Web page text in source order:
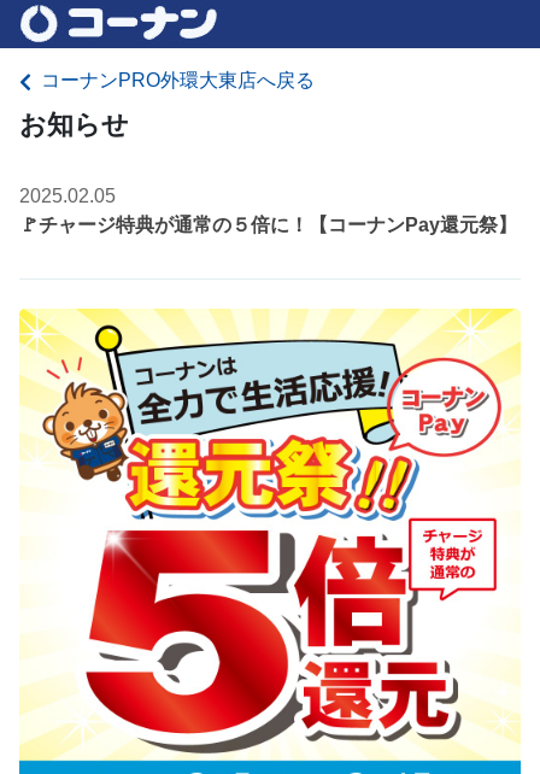
コーナンPRO外環大東店へ戻る
お知らせ
2025.02.05
🚩チャージ特典が通常の５倍に！【コーナンPay還元祭】